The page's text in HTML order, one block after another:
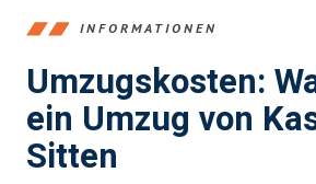
INFORMATIONEN
Umzugskosten:
ein Umzug von
Sitten